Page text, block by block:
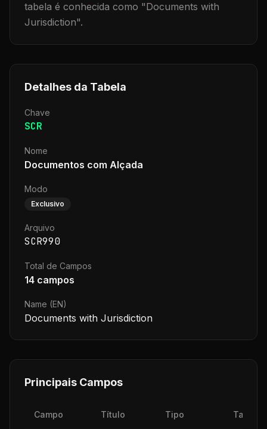
tabela é conhecida como "Documents with
Jurisdiction".
Detalhes da Tabela
Chave
SCR
Nome
Documentos com Alçada
Modo
Exclusivo
Arquivo
SCR990
Total de Campos
14 campos
Name (EN)
Documents with Jurisdiction
Principais Campos
Campo Título Tipo